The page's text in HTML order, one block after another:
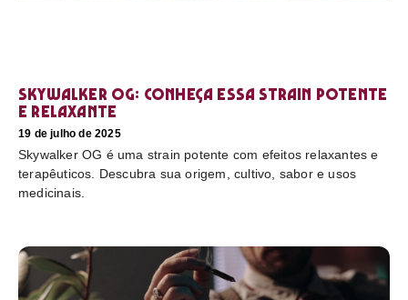
Skywalker OG: conheça essa strain potente
e relaxante
19 de julho de 2025
Skywalker OG é uma strain potente com efeitos relaxantes e
terapêuticos. Descubra sua origem, cultivo, sabor e usos
medicinais.